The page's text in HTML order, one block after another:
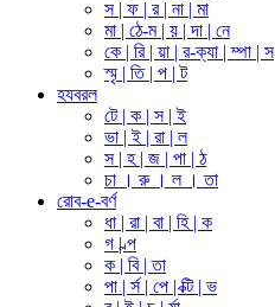
স | ফ | র | না | মা
মা | ঠে-ম | য় | দা | নে
কে | রি | য়া | র-ক্যা | ম্পা | স
স্মৃ | তি | প | ট
হযবরল
টে | ক | স | ই
ভা | ই | রা | ল
স | হ | জ | পা | ঠ
চা । রু । ল । তা
রোব-e-বর্ণ
ধা | রা | বা | হি | ক
গ | ল্প
ক | বি | তা
পা | র্স | পে | ক্টি | ভ